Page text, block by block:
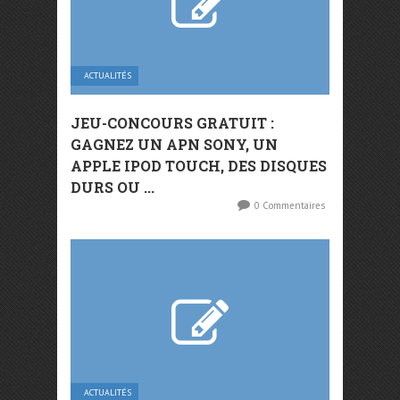
ACTUALITÉS
JEU-CONCOURS GRATUIT :
GAGNEZ UN APN SONY, UN
APPLE IPOD TOUCH, DES DISQUES
DURS OU ...
0 Commentaires
ACTUALITÉS